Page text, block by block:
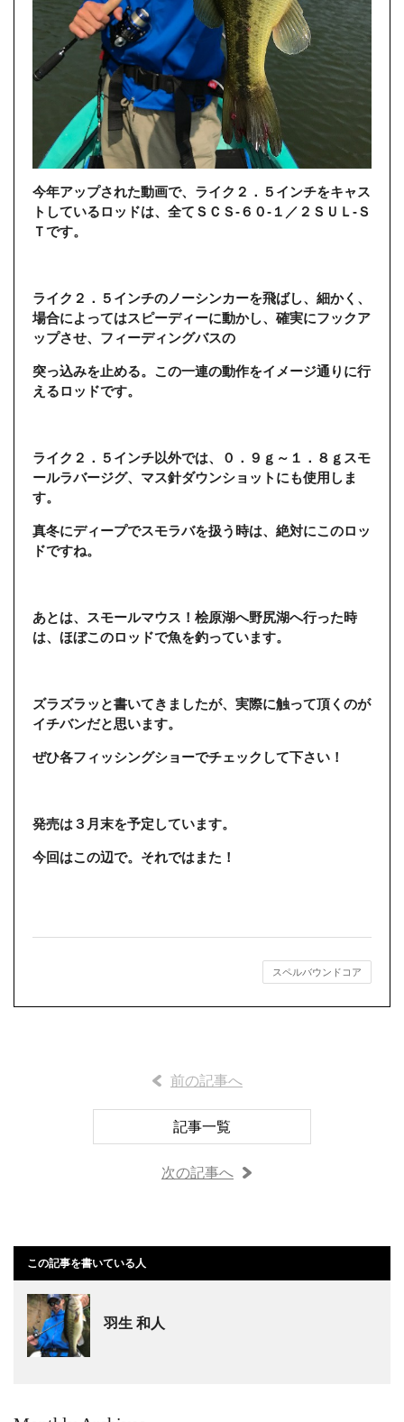
今年アップされた動画で、ライク２．５インチをキャス
トしているロッドは、全てＳＣＳ-６０-１／２ＳＵＬ-Ｓ
Ｔです。
ライク２．５インチのノーシンカーを飛ばし、細かく、
場合によってはスピーディーに動かし、確実にフックア
ップさせ、フィーディングバスの
突っ込みを止める。この一連の動作をイメージ通りに行
えるロッドです。
ライク２．５インチ以外では、０．９ｇ～１．８ｇスモ
ールラバージグ、マス針ダウンショットにも使用しま
す。
真冬にディープでスモラバを扱う時は、絶対にこのロッ
ドですね。
あとは、スモールマウス！桧原湖へ野尻湖へ行った時
は、ほぼこのロッドで魚を釣っています。
ズラズラッと書いてきましたが、実際に触って頂くのが
イチバンだと思います。
ぜひ各フィッシングショーでチェックして下さい！
発売は３月末を予定しています。
今回はこの辺で。それではまた！
スペルバウンドコア
前の記事へ
記事一覧
次の記事へ
この記事を書いている人
羽生 和人